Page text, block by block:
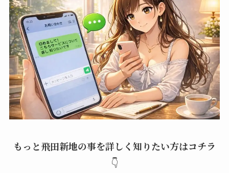
もっと飛田新地の事を詳しく知りたい方はコチラ
👇